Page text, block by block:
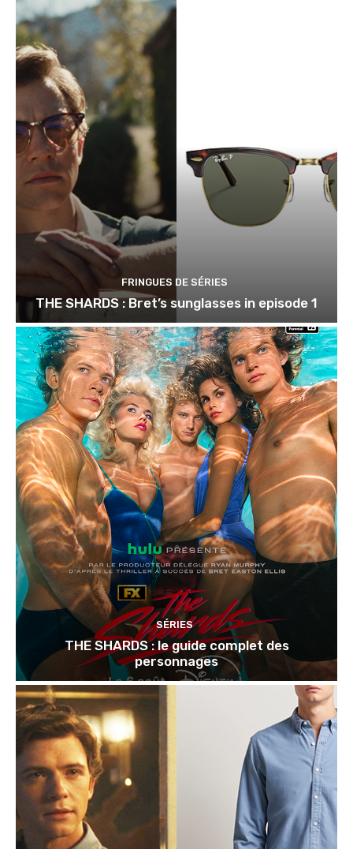
FRINGUES DE SÉRIES
THE SHARDS : Bret’s sunglasses in episode 1
SÉRIES
THE SHARDS : le guide complet des
personnages